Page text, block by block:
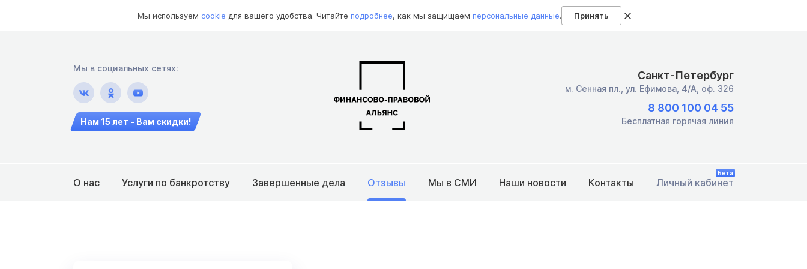
Мы используем cookie для вашего удобства. Читайте подробнее, как мы защищаем персональные данные. Принять
Мы в социальных сетях:
Нам 15 лет - Вам скидки!
Санкт-Петербург
м. Сенная пл., ул. Ефимова, 4/А, оф. 326
8 800 100 04 55
Бесплатная горячая линия
О нас Услуги по банкротству Завершенные дела Отзывы Мы в СМИ Наши новости Контакты Личный кабинет
Бета